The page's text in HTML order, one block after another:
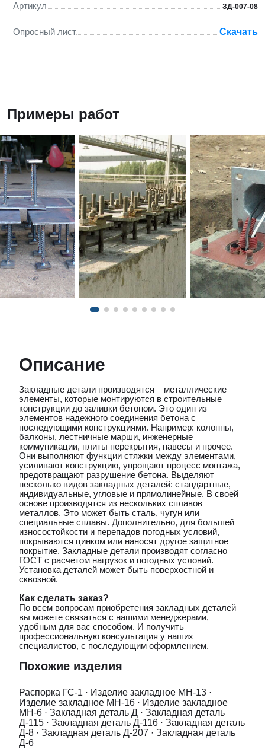
Артикул ЗД-007-08
Опросный лист Скачать
Примеры работ
Описание
Закладные детали производятся – металлические
элементы, которые монтируются в строительные
конструкции до заливки бетоном. Это один из
элементов надежного соединения бетона с
последующими конструкциями. Например: колонны,
балконы, лестничные марши, инженерные
коммуникации, плиты перекрытия, навесы и прочее.
Они выполняют функции стяжки между элементами,
усиливают конструкцию, упрощают процесс монтажа,
предотвращают разрушение бетона. Выделяют
несколько видов закладных деталей: стандартные,
индивидуальные, угловые и прямолинейные. В своей
основе производятся из нескольких сплавов
металлов. Это может быть сталь, чугун или
специальные сплавы. Дополнительно, для большей
износостойкости и перепадов погодных условий,
покрываются цинком или наносят другое защитное
покрытие. Закладные детали производят согласно
ГОСТ с расчетом нагрузок и погодных условий.
Установка деталей может быть поверхостной и
сквозной.
Как сделать заказ?
По всем вопросам приобретения закладных деталей
вы можете связаться с нашими менеджерами,
удобным для вас способом. И получить
профессиональную консультация у наших
специалистов, с последующим оформлением.
Похожие изделия
Распорка ГС-1 · Изделие закладное МН-13 ·
Изделие закладное МН-16 · Изделие закладное
МН-6 · Закладная деталь Д · Закладная деталь
Д-115 · Закладная деталь Д-116 · Закладная деталь
Д-8 · Закладная деталь Д-207 · Закладная деталь
Д-6